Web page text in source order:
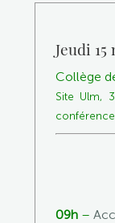
Jeudi 15
Collège
Site Ulm,
conférence
09h–